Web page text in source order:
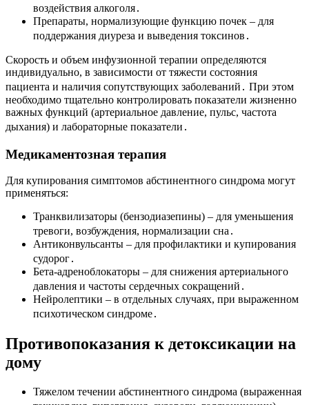
воздействия алкоголя․
Препараты, нормализующие функцию почек – для
поддержания диуреза и выведения токсинов․
Скорость и объем инфузионной терапии определяются
индивидуально, в зависимости от тяжести состояния
пациента и наличия сопутствующих заболеваний․ При этом
необходимо тщательно контролировать показатели жизненно
важных функций (артериальное давление, пульс, частота
дыхания) и лабораторные показатели․
Медикаментозная терапия
Для купирования симптомов абстинентного синдрома могут
применяться:
Транквилизаторы (бензодиазепины) – для уменьшения
тревоги, возбуждения, нормализации сна․
Антиконвульсанты – для профилактики и купирования
судорог․
Бета-адреноблокаторы – для снижения артериального
давления и частоты сердечных сокращений․
Нейролептики – в отдельных случаях, при выраженном
психотическом синдроме․
Противопоказания к детоксикации на
дому
Тяжелом течении абстинентного синдрома (выраженная